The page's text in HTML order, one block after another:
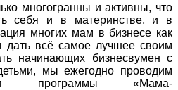
многогранны и активны, что
себя и в материнстве, и в
многих мам в бизнесе как
дать всё самое лучшее своим
начинающих бизнесвумен с
мы ежегодно проводим
программы «Мама-